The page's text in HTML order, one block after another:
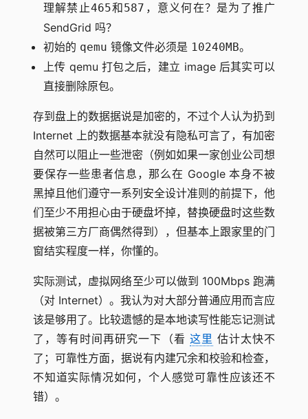
理解禁止465和587 ，意义何在？是为了推广
SendGrid 吗？
初始的 qemu 镜像文件必须是 10240MB。
上传 qemu 打包之后，建立 image 后其实可以
直接删除原包。
存到盘上的数据据说是加密的，不过个人认为扔到
Internet 上的数据基本就没有隐私可言了，有加密
自然可以阻止一些泄密（例如如果一家创业公司想
要保存一些患者信息，那么在 Google 本身不被
黑掉且他们遵守一系列安全设计准则的前提下，他
们至少不用担心由于硬盘坏掉，替换硬盘时这些数
据被第三方厂商偶然得到），但基本上跟家里的门
窗结实程度一样，你懂的。
实际测试，虚拟网络至少可以做到 100Mbps 跑满
（对 Internet）。我认为对大部分普通应用而言应
该是够用了。比较遗憾的是本地读写性能忘记测试
了，等有时间再研究一下（看 这里 估计太快不
了；可靠性方面，据说有内建冗余和校验和检查，
不知道实际情况如何，个人感觉可靠性应该还不
错）。